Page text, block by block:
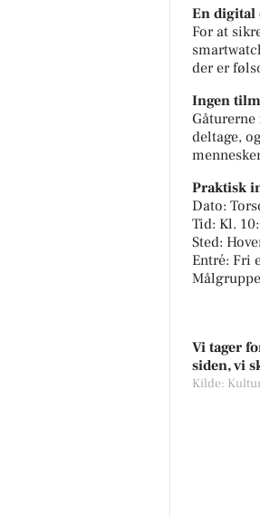
En digital
For at
der er
Ingen
deltage,
Praktisk
Dato:
Tid: Kl.
Sted:
Entré: Fri
Vi tager
siden, vi
Kilde: